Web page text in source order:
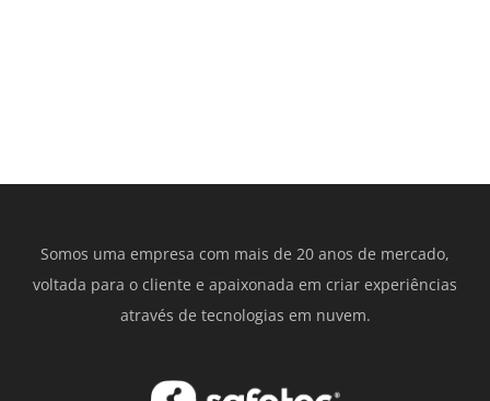
Somos uma empresa com mais de 20 anos de mercado,
voltada para o cliente e apaixonada em criar experiências
através de tecnologias em nuvem.